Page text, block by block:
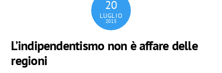
20
LUGLIO
2015
L’indipendentismo non è affare delle
regioni